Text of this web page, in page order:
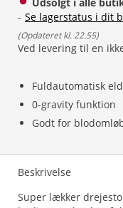
Fuldautomatisk
0-gravity funktion
Godt for
- Se lagerstatus i dit
(Opdateret kl. 22.55)
Ved levering til en
Beskrivelse
Super lækker